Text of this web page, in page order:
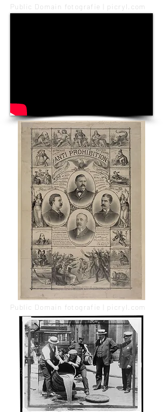
Public Domain fotografie | picryl.com
Public Domain fotografie | picryl.com